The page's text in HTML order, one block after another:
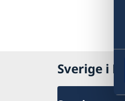
Sverige i